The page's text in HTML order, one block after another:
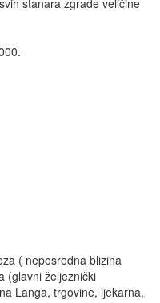
stanara zgrade veličine
( neposredna blizina
(glavni željeznički
Langa, trgovine, ljekarna,